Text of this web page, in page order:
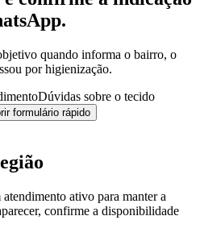
quando informa o bairro, o
por higienização.
Dúvidas sobre o tecido
formulário rápido
ativo para manter a
confirme a disponibilidade